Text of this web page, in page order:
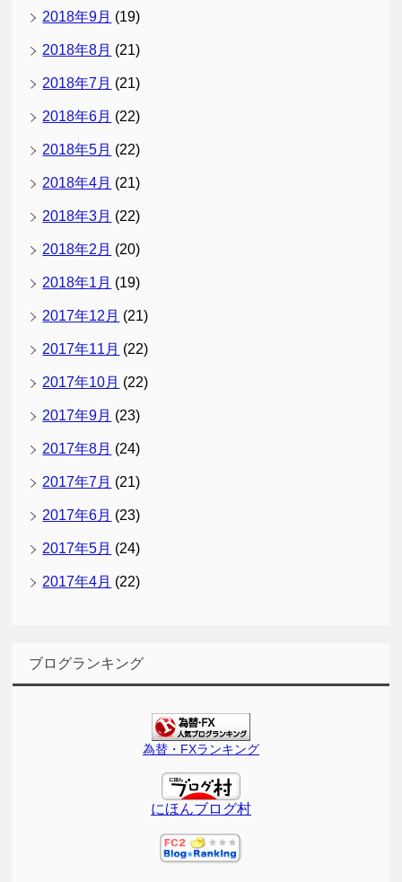
2018年9月 (19)
2018年8月 (21)
2018年7月 (21)
2018年6月 (22)
2018年5月 (22)
2018年4月 (21)
2018年3月 (22)
2018年2月 (20)
2018年1月 (19)
2017年12月 (21)
2017年11月 (22)
2017年10月 (22)
2017年9月 (23)
2017年8月 (24)
2017年7月 (21)
2017年6月 (23)
2017年5月 (24)
2017年4月 (22)
ブログランキング
為替・FXランキング
にほんブログ村